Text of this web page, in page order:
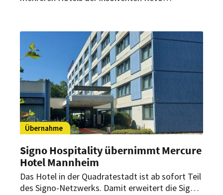
der Vorprüfung. Welche Standorte betroffen sind,
bleibt vorerst offen.
Übernahme
Signo Hospitality übernimmt Mercure
Hotel Mannheim
Das Hotel in der Quadratestadt ist ab sofort Teil
des Signo-Netzwerks. Damit erweitert die Signo